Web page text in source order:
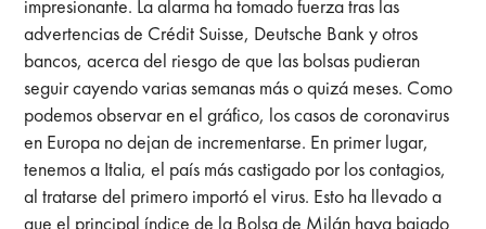
impresionante. La alarma ha tomado fuerza tras las
advertencias de Crédit Suisse, Deutsche Bank y otros
bancos, acerca del riesgo de que las bolsas pudieran
seguir cayendo varias semanas más o quizá meses. Como
podemos observar en el gráfico, los casos de coronavirus
en Europa no dejan de incrementarse. En primer lugar,
tenemos a Italia, el país más castigado por los contagios,
al tratarse del primero importó el virus. Esto ha llevado a
que el principal índice de la Bolsa de Milán haya bajado